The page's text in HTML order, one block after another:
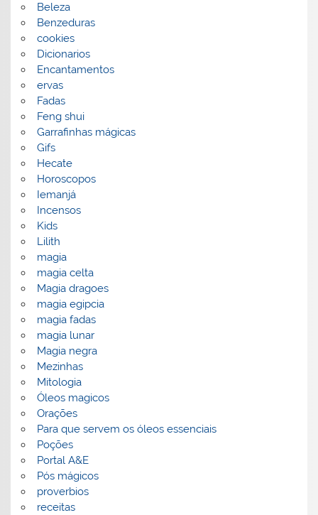
Beleza
Benzeduras
cookies
Dicionarios
Encantamentos
ervas
Fadas
Feng shui
Garrafinhas mágicas
Gifs
Hecate
Horoscopos
Iemanjá
Incensos
Kids
Lilith
magia
magia celta
Magia dragoes
magia egipcia
magia fadas
magia lunar
Magia negra
Mezinhas
Mitologia
Óleos magicos
Orações
Para que servem os óleos essenciais
Poções
Portal A&E
Pós mágicos
proverbios
receitas